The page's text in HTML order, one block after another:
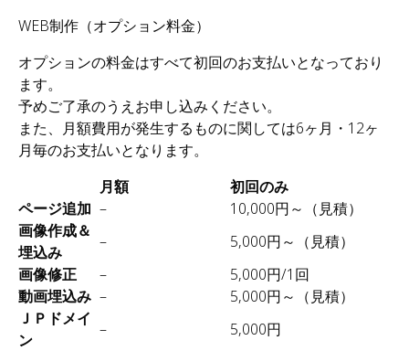
WEB制作（オプション料金）
オプションの料金はすべて初回のお支払いとなっており
ます。
予めご了承のうえお申し込みください。
また、月額費用が発生するものに関しては6ヶ月・12ヶ
月毎のお支払いとなります。
月額
初回のみ
ページ追加 –
10,000円～（見積）
画像作成＆
埋込み
–
5,000円～（見積）
画像修正
–
5,000円/1回
動画埋込み –
5,000円～（見積）
ＪＰドメイ
ン
–
5,000円